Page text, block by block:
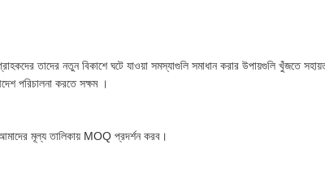
তাদের নতুন বিকাশে ঘটে যাওয়া সমস্যাগুলি সমাধান করার উপায়গুলি খুঁজতে
পরিচালনা করতে সক্ষম ।
মূল্য তালিকায় MOQ প্রদর্শন করব।